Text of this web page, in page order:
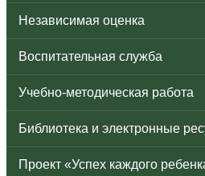
Независимая оценка
Воспитательная служба
Учебно-методическая работа
Библиотека и электронные
Проект «Успех каждого